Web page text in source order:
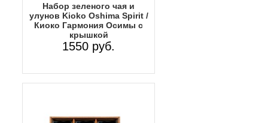
Набор зеленого чая и
улунов Kioko Oshima Spirit /
Киоко Гармония Осимы с
крышкой
1550 руб.